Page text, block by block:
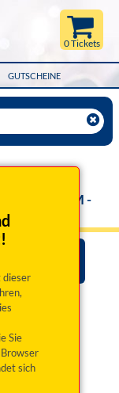
GUTSCHEINE
0 Tickets
dieser
Sie
sich
LAMM -
- Biergarten